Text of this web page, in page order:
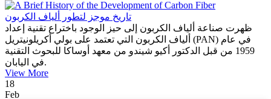
تاريخ موجز لتطور ألياف الكربون
ظهرت صناعة ألياف الكربون إلى حيز الوجود باختراع تقنية إعداد
ألياف الكربون التي تعتمد على بولي أكريلونيتريل (PAN) في عام
1959 من قبل الدكتور أكيو شيندو من معهد أوساكا للبحوث التقنية
في اليابان.
View More
18
Feb